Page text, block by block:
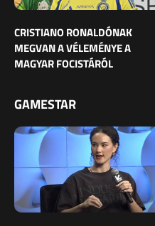
CRISTIANO RONALDÓNAK
MEGVAN A VÉLEMÉNYE A
MAGYAR FOCISTÁRÓL
GAMESTAR